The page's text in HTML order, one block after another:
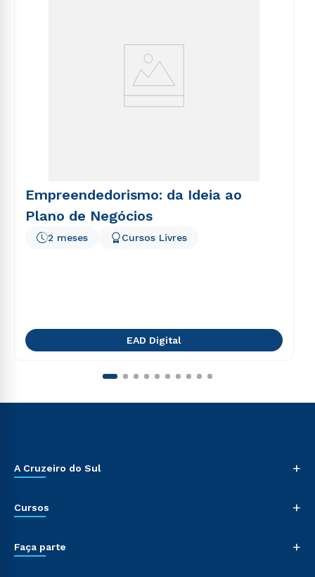
Empreendedorismo: da Ideia ao
Plano de Negócios
2 meses Cursos Livres
EAD Digital
A Cruzeiro do Sul +
Cursos +
Faça parte +